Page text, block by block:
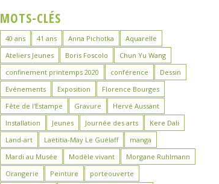
MOTS-CLÉS
40 ans 41 ans Anna Pichotka
Aquarelle
Ateliers Jeunes
Boris Foscolo
Chun Yu Wang
confinement printemps 2020
conférence
Dessin
Evénements
Exposition
Florence Bourges
Fête de l'Estampe
Gravure
Hervé Aussant
Installation
Jeunes Journée des arts
Kere Dali
Land-art
Laëtitia-May Le Guélaff
manga
Mardi au Musée
Modèle vivant
Morgane Ruhlmann
Orangerie
Peinture porteouverte